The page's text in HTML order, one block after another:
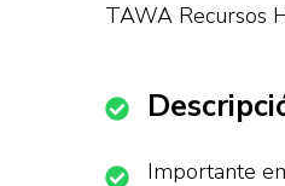
TAWA Recursos
Importante